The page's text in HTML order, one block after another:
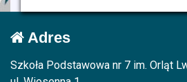
Adres
Szkoła Podstawowa nr 7 im. Orląt